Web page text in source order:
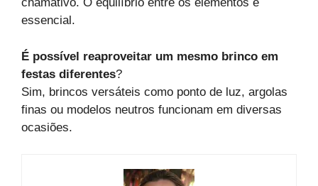
essencial.
É possível reaproveitar um mesmo brinco em
festas diferentes?
Sim, brincos versáteis como ponto de luz, argolas
finas ou modelos neutros funcionam em diversas
ocasiões.